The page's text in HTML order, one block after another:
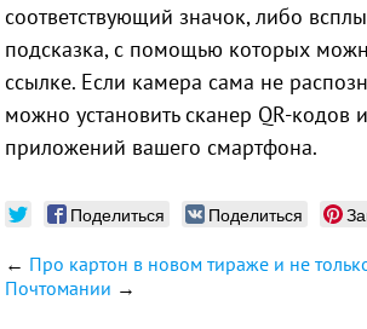
соответствующий значок, либо
подсказка, с помощью которых
ссылке. Если камера сама не
можно установить сканер QR-кодов
приложений вашего смартфона.
Поделиться Поделиться
← Про картон в новом тираже и не
Почтомании →